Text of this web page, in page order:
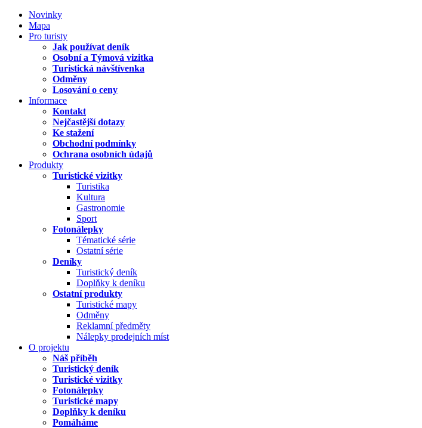
Novinky
Mapa
Pro turisty
Jak používat deník
Osobní a Týmová vizitka
Turistická návštívenka
Odměny
Losování o ceny
Informace
Kontakt
Nejčastější dotazy
Ke stažení
Obchodní podmínky
Ochrana osobních údajů
Produkty
Turistické vizitky
Turistika
Kultura
Gastronomie
Sport
Fotonálepky
Tématické série
Ostatní série
Deníky
Turistický deník
Doplňky k deníku
Ostatní produkty
Turistické mapy
Odměny
Reklamní předměty
Nálepky prodejních míst
O projektu
Náš příběh
Turistický deník
Turistické vizitky
Fotonálepky
Turistické mapy
Doplňky k deníku
Pomáháme